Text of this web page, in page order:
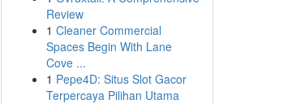
Review
1 Cleaner Commercial
Spaces Begin With Lane
Cove ...
1 Pepe4D: Situs Slot Gacor
Terpercaya Pilihan Utama